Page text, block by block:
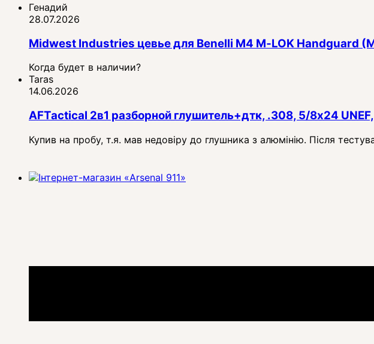
Генадий
28.07.2026
Midwest Industries цевье для Benelli M4 M‑LOK Handguard
Когда будет в наличии?
Taras
14.06.2026
AFTactical 2в1 разборной глушитель+дтк, .308, 5/8x24
Купив на пробу, т.я. мав недовіру до глушника з алюмінію. Після